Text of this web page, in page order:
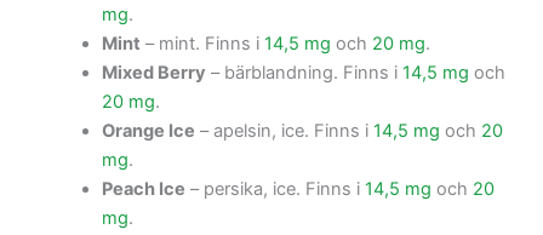
mg.
Mint – mint. Finns i 14,5 mg och 20 mg.
Mixed Berry – bärblandning. Finns i 14,5 mg och
20 mg.
Orange Ice – apelsin, ice. Finns i 14,5 mg och 20
mg.
Peach Ice – persika, ice. Finns i 14,5 mg och 20
mg.